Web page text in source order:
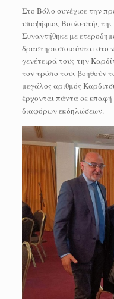
Στο Βόλο συνέχισε την
υποψήφιος Βουλευτής
Συναντήθηκε με
δραστηριοποιούνται στο
γενέτειρά τους την
τον τρόπο τους βοηθούν
μεγάλος αριθμός
έρχονται πάντα σε
διαφόρων εκδηλώσεων.